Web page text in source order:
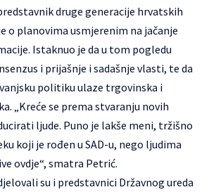
druge generacije hrvatskih
o planovima usmjerenim na jačanje
Istaknuo je da u tom pogledu
i prijašnje i sadašnje vlasti, te da
politiku ulaze trgovinska i
„Kreće se prema stvaranju novih
ljude. Puno je lakše meni, tržišno
koji je rođen u SAD-u, nego ljudima
ovdje“, smatra Petrić.
su i predstavnici Državnog ureda